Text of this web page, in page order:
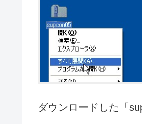
ダウンロードした「